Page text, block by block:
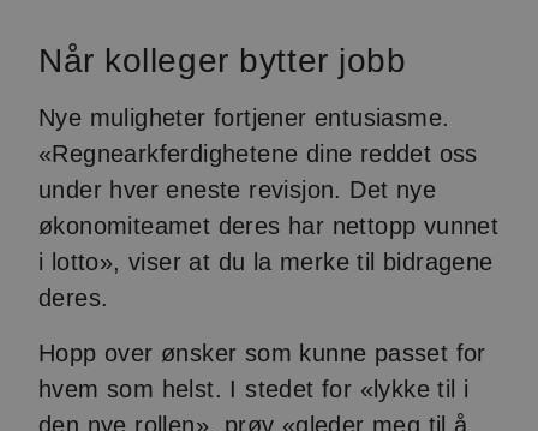
Når kolleger bytter jobb
Nye muligheter fortjener entusiasme.
«Regnearkferdighetene dine reddet oss
under hver eneste revisjon. Det nye
økonomiteamet deres har nettopp vunnet
i lotto», viser at du la merke til bidragene
deres.
Hopp over ønsker som kunne passet for
hvem som helst. I stedet for «lykke til i
den nye rollen», prøv «gleder meg til å